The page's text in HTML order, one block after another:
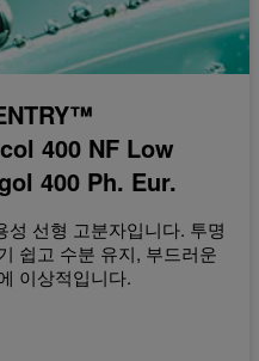
400 NF Low
400 Ph. Eur.
성 선형 고분자입니다. 투명
쉽고 수분 유지, 부드러운
이상적입니다.